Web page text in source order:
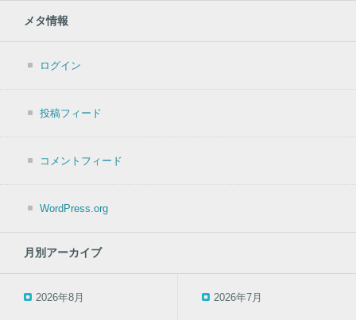
メタ情報
ログイン
投稿フィード
コメントフィード
WordPress.org
月別アーカイブ
2026年8月 2026年7月